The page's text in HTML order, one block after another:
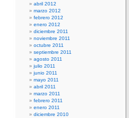
abril 2012
marzo 2012
febrero 2012
enero 2012
diciembre 2011
noviembre 2011
octubre 2011
septiembre 2011
agosto 2011
julio 2011
junio 2011
mayo 2011
abril 2011
marzo 2011
febrero 2011
enero 2011
diciembre 2010